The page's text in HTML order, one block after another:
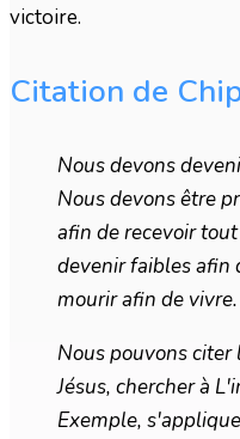
victoire.
Citation de
Nous devons
Nous devons être
afin de recevoir
devenir faibles afin
mourir afin de vivre.
Nous pouvons
Jésus, chercher à
Exemple,